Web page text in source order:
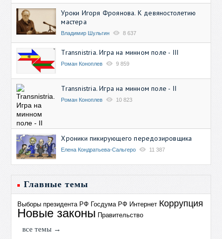
Уроки Игоря Фроянова. К девяностолетию
мастера
Владимир Шульгин 8 637
Transnistria. Игра на минном поле - III
Роман Коноплев 9 859
Transnistria. Игра на минном поле - II
Роман Коноплев 10 823
Хроники пикирующего передозировщика
Елена Кондратьева-Сальгеро 11 387
Главные темы
Выборы президента РФ Госдума РФ Интернет Коррупция
Новые законы Правительство
все темы →